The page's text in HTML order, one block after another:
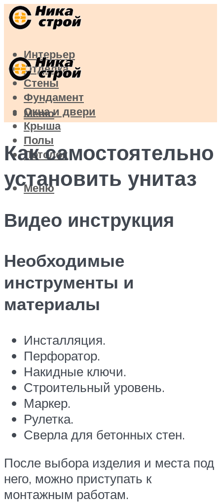
Интерьер
Отделка
Стены
Фундамент
Окна и двери
Крыша
Полы
Потолок
Меню
Меню
Как самостоятельно
установить унитаз
Видео инструкция
Необходимые
инструменты и
материалы
Инсталляция.
Перфоратор.
Накидные ключи.
Строительный уровень.
Маркер.
Рулетка.
Сверла для бетонных стен.
После выбора изделия и места под
него, можно приступать к
монтажным работам.